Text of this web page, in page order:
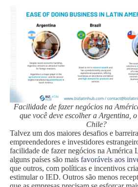
Facilidade de fazer negócios na
que você deve escolher a Argentina,
Chile?
Talvez um dos maiores desafios e
empreendedores e investidores
facilidade de fazer negócios na América
alguns países são mais favoráveis aos
que outros, com políticas e incentivos
estimular o IED. Outros são menos